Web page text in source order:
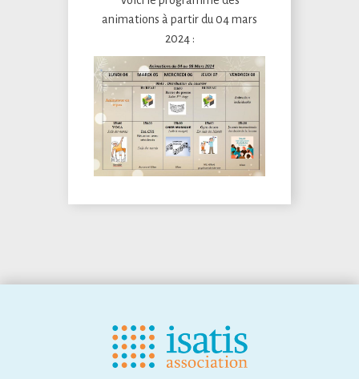
animations à partir du 04 mars
2024 :